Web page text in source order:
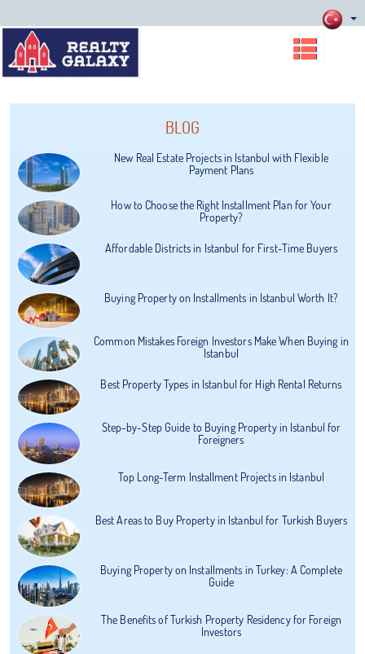
BLOG
New Real Estate Projects in Istanbul with Flexible
Payment Plans
How to Choose the Right Installment Plan for Your
Property?
Affordable Districts in Istanbul for First-Time Buyers
Buying Property on Installments in Istanbul Worth It?
Common Mistakes Foreign Investors Make When Buying in
Istanbul
Best Property Types in Istanbul for High Rental Returns
Step-by-Step Guide to Buying Property in Istanbul for
Foreigners
Top Long-Term Installment Projects in Istanbul
Best Areas to Buy Property in Istanbul for Turkish Buyers
Buying Property on Installments in Turkey: A Complete
Guide
The Benefits of Turkish Property Residency for Foreign
Investors